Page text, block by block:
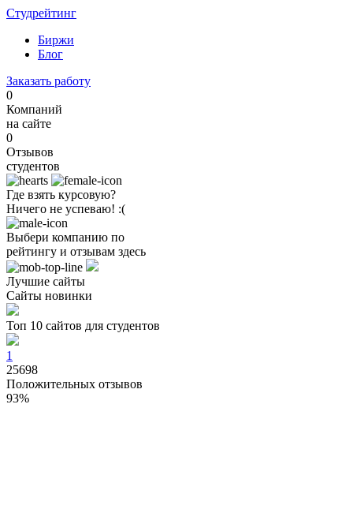
Студрейтинг
Биржи
Блог
Заказать работу
0
Компаний
на сайте
0
Отзывов
студентов
Где взять курсовую?
Ничего не успеваю! :(
Выбери компанию по
рейтингу и отзывам здесь
Лучшие сайты
Сайты новинки
Топ 10 сайтов для студентов
1
25698
Положительных отзывов
93%